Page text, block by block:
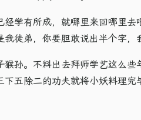
学有所成，就哪里来回哪里去
徒弟，你要胆敢说出半个字，
孙。不料出去拜师学艺这么些
五除二的功夫就将小妖料理完